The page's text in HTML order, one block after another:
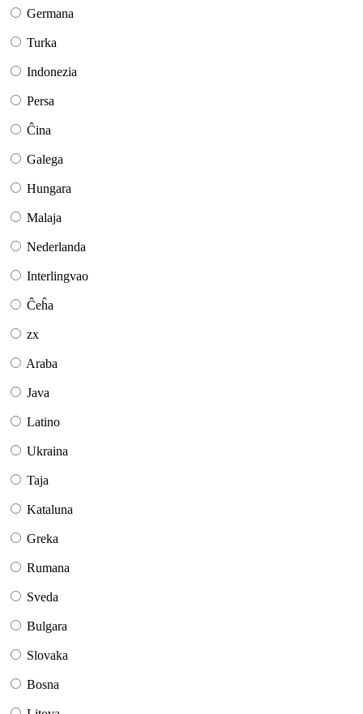
Germana
Turka
Indonezia
Persa
Ĉina
Galega
Hungara
Malaja
Nederlanda
Interlingvao
Ĉeĥa
zx
Araba
Java
Latino
Ukraina
Taja
Kataluna
Greka
Rumana
Sveda
Bulgara
Slovaka
Bosna